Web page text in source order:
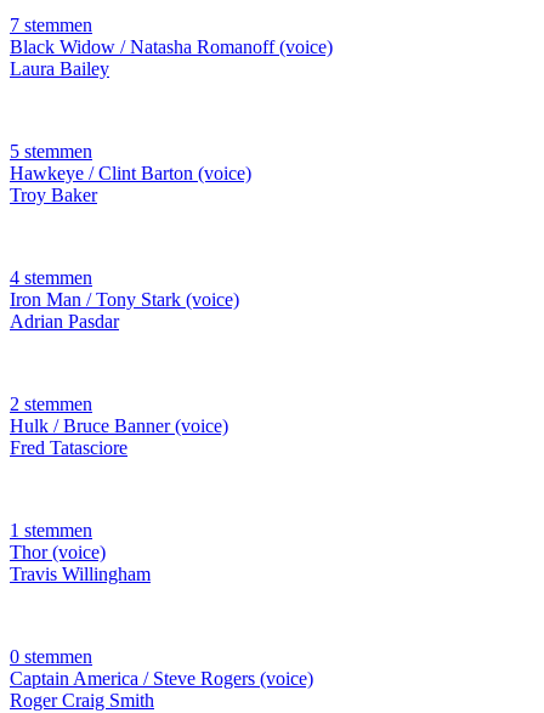
7 stemmen
Black Widow / Natasha Romanoff (voice)
Laura Bailey
5 stemmen
Hawkeye / Clint Barton (voice)
Troy Baker
4 stemmen
Iron Man / Tony Stark (voice)
Adrian Pasdar
2 stemmen
Hulk / Bruce Banner (voice)
Fred Tatasciore
1 stemmen
Thor (voice)
Travis Willingham
0 stemmen
Captain America / Steve Rogers (voice)
Roger Craig Smith